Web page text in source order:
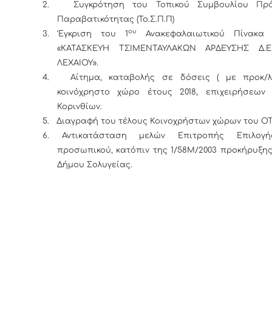
2.
Συγκρότηση του Τοπικού Συμβουλίου
Παραβατικότητας (Το.Σ.Π.Π)
3.
Έγκριση του 1ου
Ανακεφαλαιωτικού
«ΚΑΤΑΣΚΕΥΗ ΤΣΙΜΕΝΤΑΥΛΑΚΩΝ ΑΡΔΕΥΣΗΣ
ΛΕΧΑΙΟΥ».
4.
Αίτημα, καταβολής σε δόσεις ( με προκ/
κοινόχρηστο χώρο έτους 2018,
Κορινθίων.
5.
Διαγραφή του τέλους Κοινοχρήστων χώρων του
6.
Αντικατάσταση μελών Επιτροπής
προσωπικού, κατόπιν της 1/58Μ/2003
Δήμου